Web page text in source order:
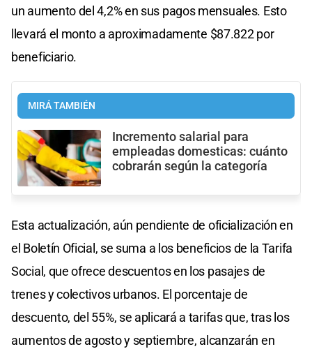
un aumento del 4,2% en sus pagos mensuales. Esto
llevará el monto a aproximadamente $87.822 por
beneficiario.
MIRÁ TAMBIÉN
Incremento salarial para
empleadas domesticas: cuánto
cobrarán según la categoría
Esta actualización, aún pendiente de oficialización en
el Boletín Oficial, se suma a los beneficios de la Tarifa
Social, que ofrece descuentos en los pasajes de
trenes y colectivos urbanos. El porcentaje de
descuento, del 55%, se aplicará a tarifas que, tras los
aumentos de agosto y septiembre, alcanzarán en